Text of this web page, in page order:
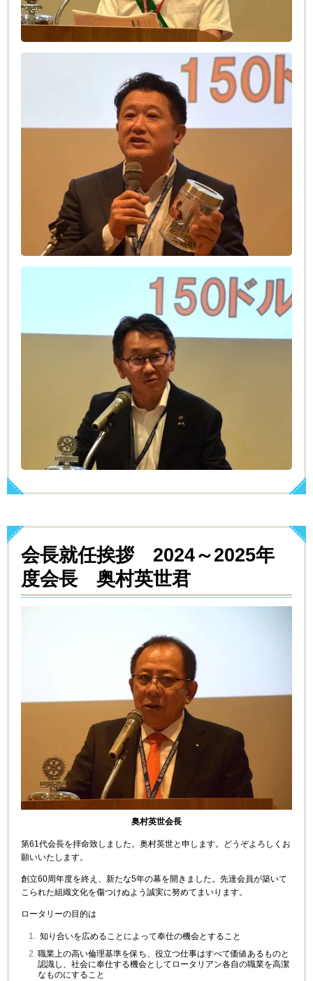
会長就任挨拶 2024～2025年
度会長 奥村英世君
奥村英世会長
第61代会長を拝命致しました。奥村英世と申します。どうぞよろしくお
願いいたします。
創立60周年度を終え、新たな5年の幕を開きました。先達会員が築いて
こられた組織文化を傷つけぬよう誠実に努めてまいります。
ロータリーの目的は
知り合いを広めることによって奉仕の機会とすること
職業上の高い倫理基準を保ち、役立つ仕事はすべて価値あるものと
認識し、社会に奉仕する機会としてロータリアン各自の職業を高潔
なものにすること